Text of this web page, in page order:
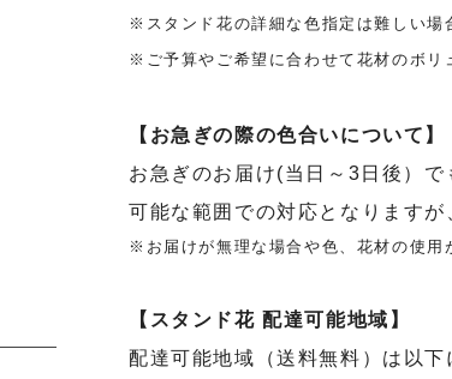
※スタンド花の詳細な色指定は難しい場
※ご予算やご希望に合わせて花材のボリ
【お急ぎの際の色合いについて】
お急ぎのお届け(当日～3日後）
可能な範囲での対応となりますが
※お届けが無理な場合や色、花材の使用
【スタンド花 配達可能地域】
配達可能地域（送料無料）は以